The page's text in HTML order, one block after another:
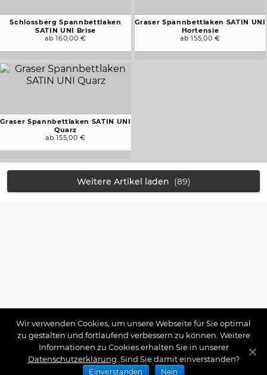
Schlossberg Spannbettlaken
SATIN UNI Brise
ab 160,00 €
Graser Spannbettlaken SATIN UNI
Hortensie
ab 155,00 €
Graser Spannbettlaken SATIN UNI
Quarz
ab 155,00 €
Weitere Artikel laden (89)
Wir verwenden Cookies, um unsere Webseite für Sie optimal
zu gestalten und fortlaufend verbessern zu können. Weitere
Informationen zu Cookies erhalten Sie in unserer
Datenschutzerklärung . Sind Sie damit einverstanden?
Einverstanden Nein